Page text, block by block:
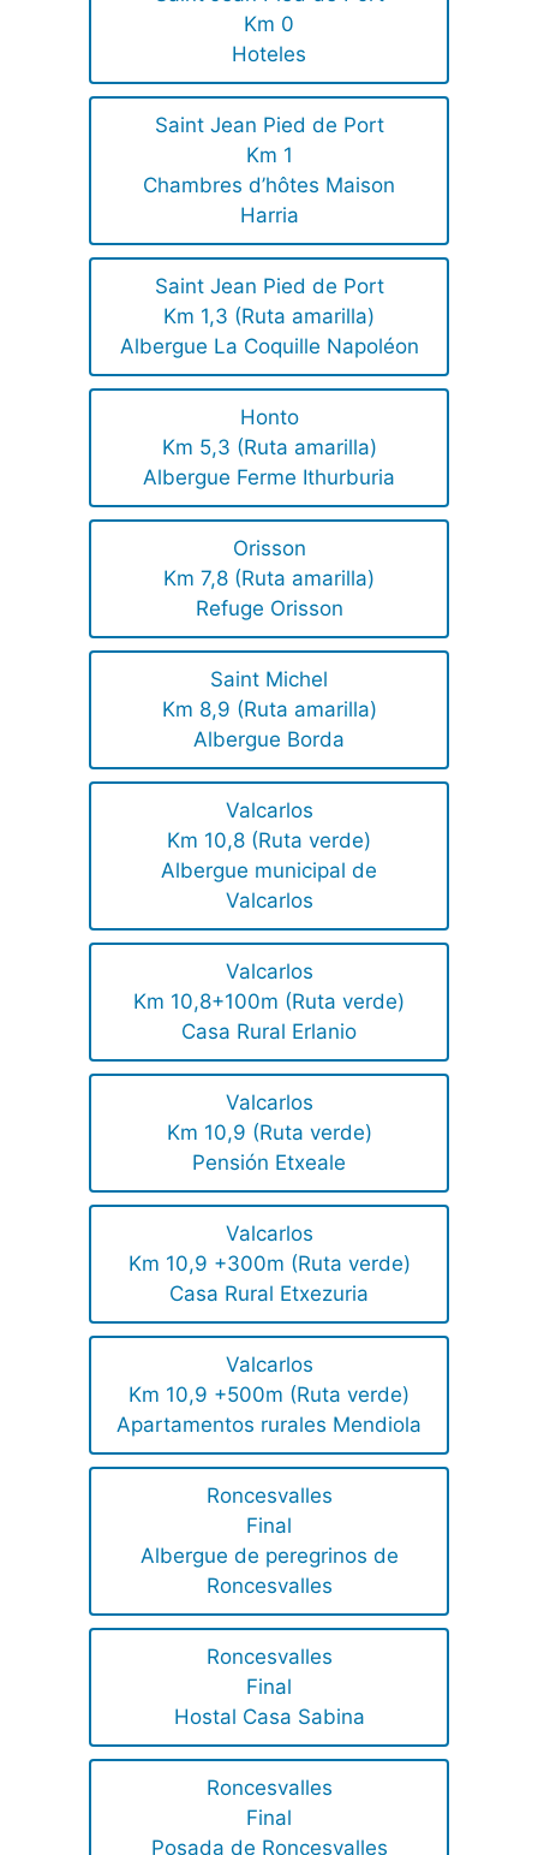
Km 0
Hoteles
Saint Jean Pied de Port
Km 1
Chambres d’hôtes Maison
Harria
Saint Jean Pied de Port
Km 1,3 (Ruta amarilla)
Albergue La Coquille Napoléon
Honto
Km 5,3 (Ruta amarilla)
Albergue Ferme Ithurburia
Orisson
Km 7,8 (Ruta amarilla)
Refuge Orisson
Saint Michel
Km 8,9 (Ruta amarilla)
Albergue Borda
Valcarlos
Km 10,8 (Ruta verde)
Albergue municipal de
Valcarlos
Valcarlos
Km 10,8+100m (Ruta verde)
Casa Rural Erlanio
Valcarlos
Km 10,9 (Ruta verde)
Pensión Etxeale
Valcarlos
Km 10,9 +300m (Ruta verde)
Casa Rural Etxezuria
Valcarlos
Km 10,9 +500m (Ruta verde)
Apartamentos rurales Mendiola
Roncesvalles
Final
Albergue de peregrinos de
Roncesvalles
Roncesvalles
Final
Hostal Casa Sabina
Roncesvalles
Final
Posada de Roncesvalles